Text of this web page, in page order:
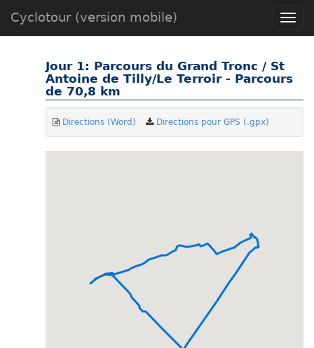
Toggle
Cyclotour (version mobile)
Jour 1: Parcours du Grand Tronc / St
Antoine de Tilly/Le Terroir - Parcours
de 70,8 km
Directions (Word) Directions pour GPS (.gpx)